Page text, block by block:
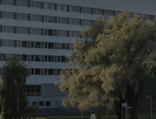
Аффилированные бренды в Китае